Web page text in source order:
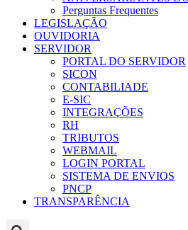
Perguntas Frequentes
LEGISLAÇÃO
OUVIDORIA
SERVIDOR
PORTAL DO SERVIDOR
SICON
CONTABILIADE
E-SIC
INTEGRAÇÕES
RH
TRIBUTOS
WEBMAIL
LOGIN PORTAL
SISTEMA DE ENVIOS
PNCP
TRANSPARÊNCIA